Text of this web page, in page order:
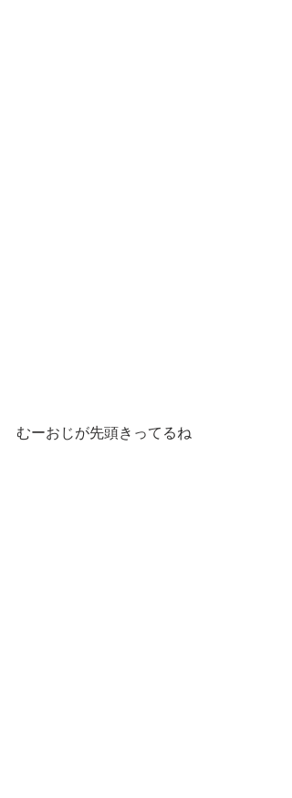
むーおじが先頭きってるね